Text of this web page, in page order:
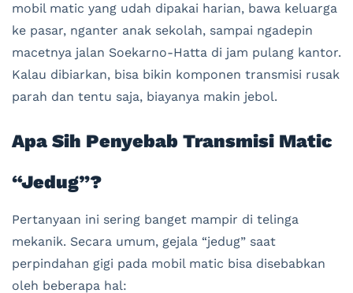
mobil matic yang udah dipakai harian, bawa keluarga
ke pasar, nganter anak sekolah, sampai ngadepin
macetnya jalan Soekarno-Hatta di jam pulang kantor.
Kalau dibiarkan, bisa bikin komponen transmisi rusak
parah dan tentu saja, biayanya makin jebol.
Apa Sih Penyebab Transmisi Matic
“Jedug”?
Pertanyaan ini sering banget mampir di telinga
mekanik. Secara umum, gejala “jedug” saat
perpindahan gigi pada mobil matic bisa disebabkan
oleh beberapa hal: